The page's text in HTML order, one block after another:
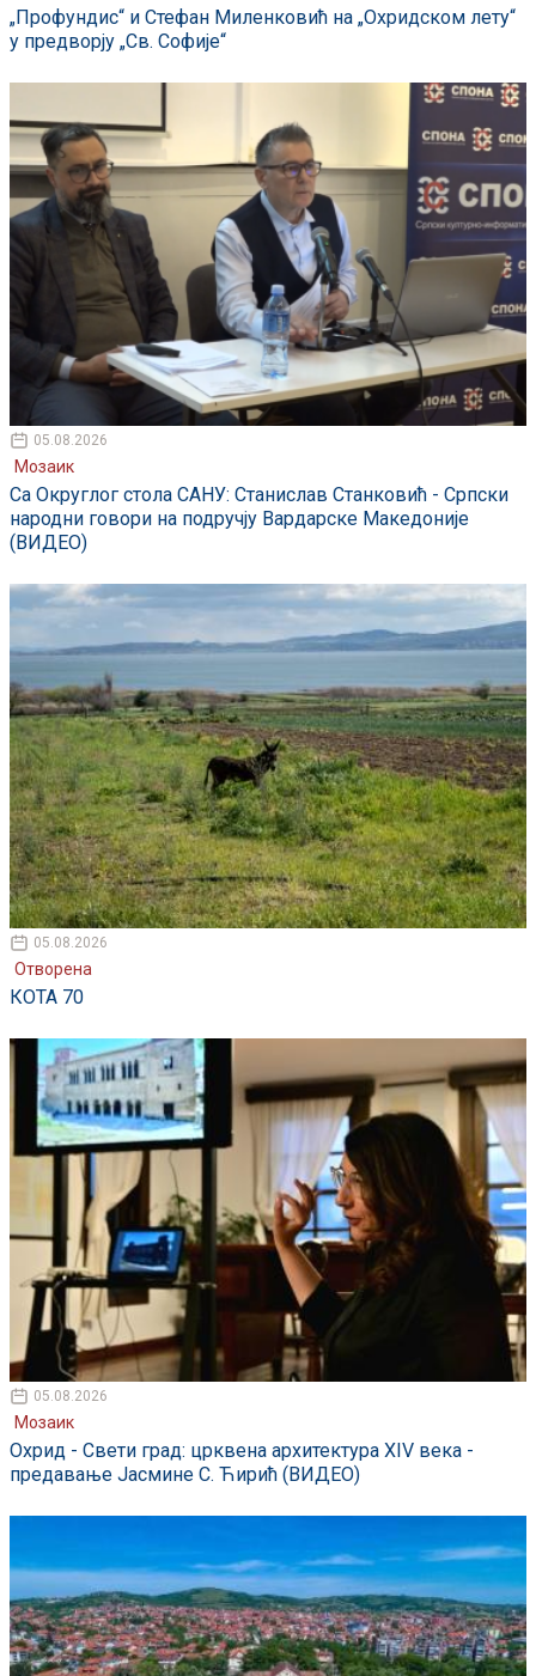
„Профундис“ и Стефан Миленковић на „Охридском лету“
у предворју „Св. Софије“
05.08.2026
Мозаик
Са Округлог стола САНУ: Станислав Станковић - Српски
народни говори на подручју Вардарске Македоније
(ВИДЕО)
05.08.2026
Отворена
КОТА 70
05.08.2026
Мозаик
Охрид - Свети град: црквена архитектура XIV века -
предавање Јасмине С. Ћирић (ВИДЕО)